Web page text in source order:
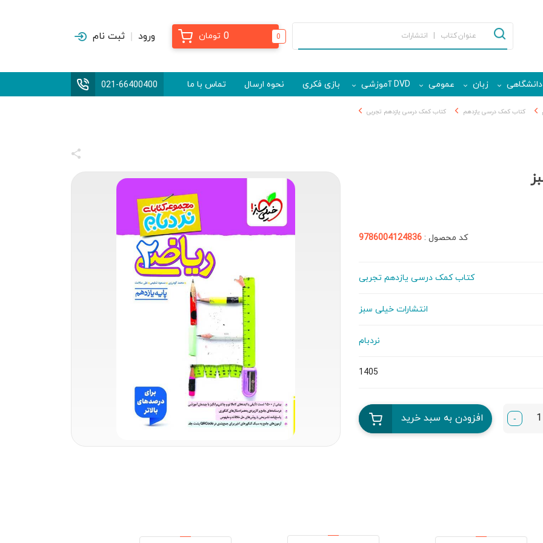
0
0 تومان ورود ثبت نام
دانشگاهی زبان عمومی DVD آموزشی بازی فکری نحوه ارسال تماس با ما 021-66400400
کتاب کمک درسی یازدهم کتاب کمک درسی یازدهم تجربی
کد محصول : 9786004124836
کتاب کمک درسی یازدهم تجربی
انتشارات خیلی سبز
نردبام
1405
- افزودن به سبد خرید